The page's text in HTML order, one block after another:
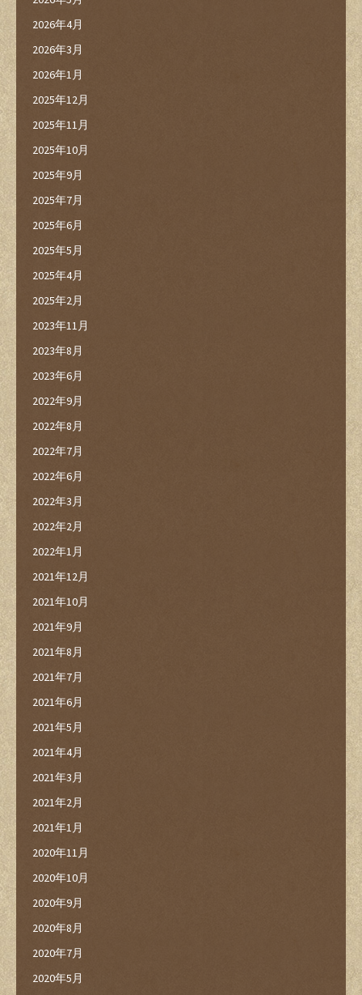
2026年4月
2026年3月
2026年1月
2025年12月
2025年11月
2025年10月
2025年9月
2025年7月
2025年6月
2025年5月
2025年4月
2025年2月
2023年11月
2023年8月
2023年6月
2022年9月
2022年8月
2022年7月
2022年6月
2022年3月
2022年2月
2022年1月
2021年12月
2021年10月
2021年9月
2021年8月
2021年7月
2021年6月
2021年5月
2021年4月
2021年3月
2021年2月
2021年1月
2020年11月
2020年10月
2020年9月
2020年8月
2020年7月
2020年5月